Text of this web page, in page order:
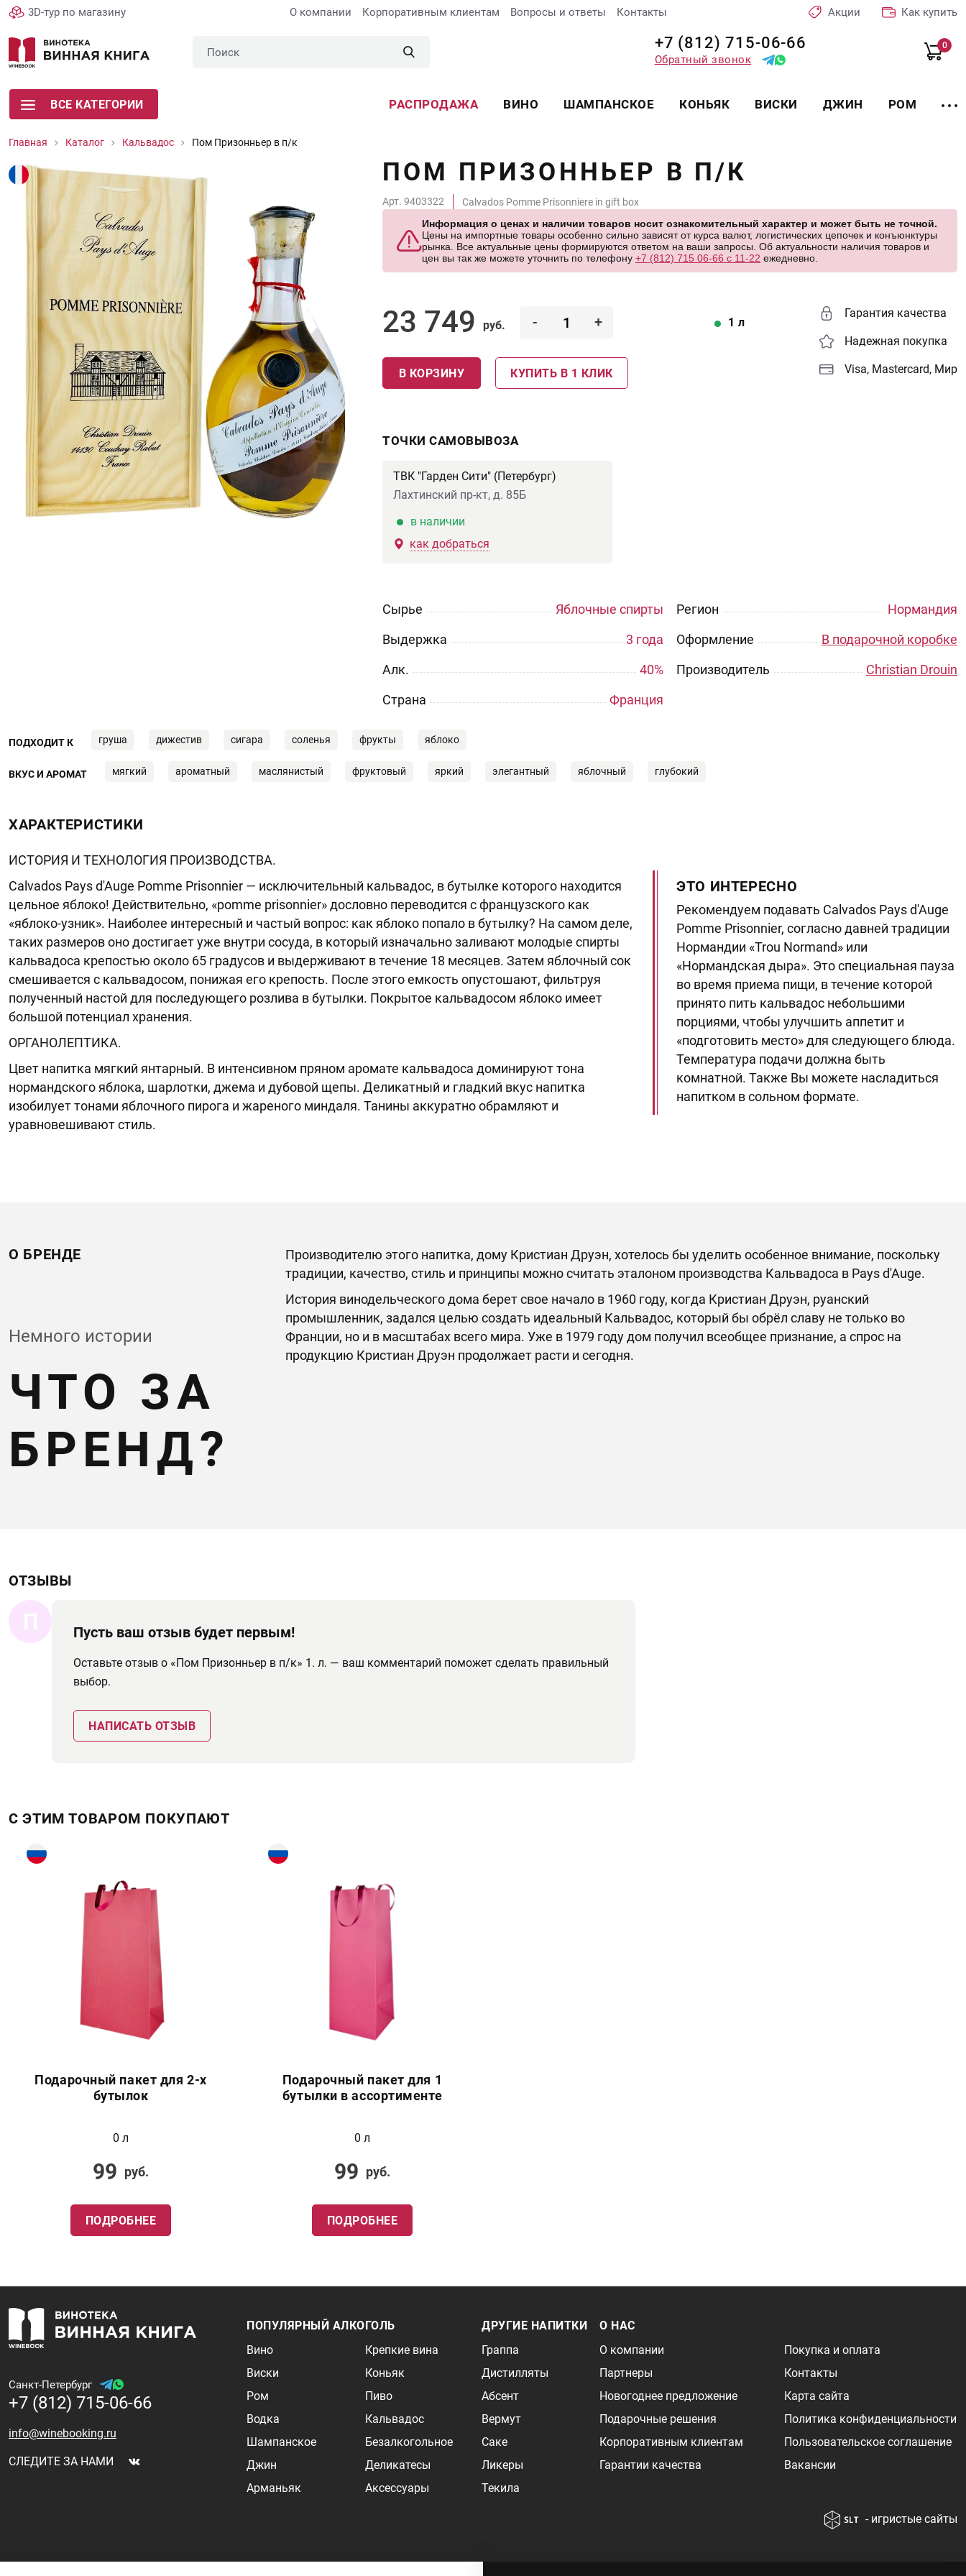
3D-тур по магазину О компании Корпоративным клиентам Вопросы и ответы Контакты Акции Как купить
+7 (812) 715-06-66
Обратный звонок
0
ВСЕ КАТЕГОРИИ РАСПРОДАЖА ВИНО ШАМПАНСКОЕ КОНЬЯК ВИСКИ ДЖИН РОМ
Главная Каталог Кальвадос Пом Призонньер в п/к
ПОМ ПРИЗОННЬЕР В П/К
Арт. 9403322
Calvados Pomme Prisonniere in gift box
Информация о ценах и наличии товаров носит ознакомительный характер и может быть не точной.
Цены на импортные товары особенно сильно зависят от курса валют, логистических цепочек и конъюнктуры
рынка. Все актуальные цены формируются ответом на ваши запросы. Об актуальности наличия товаров и
цен вы так же можете уточнить по телефону +7 (812) 715 06-66 с 11-22 ежедневно.
23 749 руб. - +
В КОРЗИНУ КУПИТЬ В 1 КЛИК
1 л
Гарантия качества
Надежная покупка
Visa, Mastercard, Мир
ТОЧКИ САМОВЫВОЗА
ТВК "Гарден Сити" (Петербург)
Лахтинский пр-кт, д. 85Б
в наличии
как добраться
Сырье
Яблочные спирты
Выдержка
3 года
Aлк.
40%
Страна
Франция
Регион
Нормандия
Оформление
В подарочной коробке
Производитель
Christian Drouin
ПОДХОДИТ К груша дижестив сигара соленья фрукты яблоко
ВКУС И АРОМАТ мягкий ароматный маслянистый фруктовый яркий элегантный яблочный глубокий
ХАРАКТЕРИСТИКИ
ИСТОРИЯ И ТЕХНОЛОГИЯ ПРОИЗВОДСТВА.
Calvados Pays d'Auge Pomme Prisonnier — исключительный кальвадос, в бутылке которого находится
цельное яблоко! Действительно, «pomme prisonnier» дословно переводится с французского как
«яблоко-узник». Наиболее интересный и частый вопрос: как яблоко попало в бутылку? На самом деле,
таких размеров оно достигает уже внутри сосуда, в который изначально заливают молодые спирты
кальвадоса крепостью около 65 градусов и выдерживают в течение 18 месяцев. Затем яблочный сок
смешивается с кальвадосом, понижая его крепость. После этого емкость опустошают, фильтруя
полученный настой для последующего розлива в бутылки. Покрытое кальвадосом яблоко имеет
большой потенциал хранения.
ОРГАНОЛЕПТИКА.
Цвет напитка мягкий янтарный. В интенсивном пряном аромате кальвадоса доминируют тона
нормандского яблока, шарлотки, джема и дубовой щепы. Деликатный и гладкий вкус напитка
изобилует тонами яблочного пирога и жареного миндаля. Танины аккуратно обрамляют и
уравновешивают стиль.
ЭТО ИНТЕРЕСНО
Рекомендуем подавать Calvados Pays d'Auge
Pomme Prisonnier, согласно давней традиции
Нормандии «Trou Normand» или
«Нормандская дыра». Это специальная пауза
во время приема пищи, в течение которой
принято пить кальвадос небольшими
порциями, чтобы улучшить аппетит и
«подготовить место» для следующего блюда.
Температура подачи должна быть
комнатной. Также Вы можете насладиться
напитком в сольном формате.
О БРЕНДЕ
Немного истории
ЧТО ЗА
БРЕНД?
Производителю этого напитка, дому Кристиан Друэн, хотелось бы уделить особенное внимание, поскольку
традиции, качество, стиль и принципы можно считать эталоном производства Кальвадоса в Pays d'Auge.
История винодельческого дома берет свое начало в 1960 году, когда Кристиан Друэн, руанский
промышленник, задался целью создать идеальный Кальвадос, который бы обрёл славу не только во
Франции, но и в масштабах всего мира. Уже в 1979 году дом получил всеобщее признание, а спрос на
продукцию Кристиан Друэн продолжает расти и сегодня.
ОТЗЫВЫ
П Пусть ваш отзыв будет первым!
Оставьте отзыв о «Пом Призонньер в п/к» 1. л. — ваш комментарий поможет сделать правильный
выбор.
НАПИСАТЬ ОТЗЫВ
С ЭТИМ ТОВАРОМ ПОКУПАЮТ
Подарочный пакет для 2-х
бутылок
0 л
99 руб.
ПОДРОБНЕЕ
Подарочный пакет для 1
бутылки в ассортименте
0 л
99 руб.
ПОДРОБНЕЕ
Санкт-Петербург
+7 (812) 715-06-66
info@winebooking.ru
СЛЕДИТЕ ЗА НАМИ
ПОПУЛЯРНЫЙ АЛКОГОЛЬ
Вино
Виски
Ром
Водка
Шампанское
Джин
Арманьяк
Крепкие вина
Коньяк
Пиво
Кальвадос
Безалкогольное
Деликатесы
Аксессуары
ДРУГИЕ НАПИТКИ
Граппа
Дистилляты
Абсент
Вермут
Саке
Ликеры
Текила
О НАС
О компании
Партнеры
Новогоднее предложение
Подарочные решения
Корпоративным клиентам
Гарантии качества
Покупка и оплата
Контакты
Карта сайта
Политика конфиденциальности
Пользовательское соглашение
Вакансии
- игристые сайты